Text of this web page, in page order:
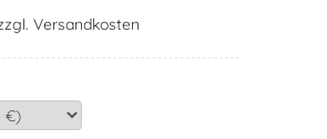
Versandkosten